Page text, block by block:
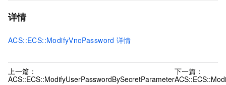
详情
ACS::ECS::ModifyVncPassword 详情
上一篇：
ACS::ECS::ModifyUserPasswordBySecretParameter
下一篇：